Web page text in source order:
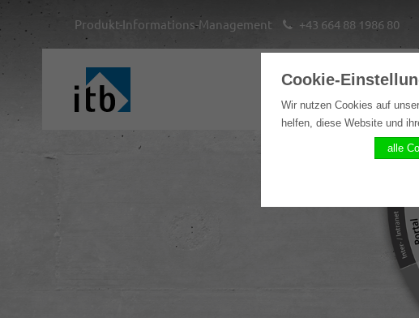
Produkt-Informations-Management +43 664 88 1986 80
Home
Cookie-
Wir nutzen Cookies auf
helfen, diese Website und
alle